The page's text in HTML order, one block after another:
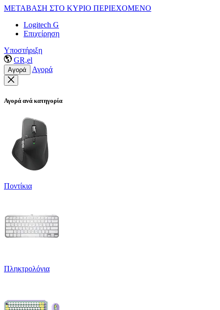
ΜΕΤΑΒΑΣΗ ΣΤΟ ΚΥΡΙΟ ΠΕΡΙΕΧΟΜΕΝΟ
Logitech G
Επιχείρηση
Υποστήριξη
GR,el
Αγορά Αγορά
Αγορά ανά κατηγορία
Ποντίκια
Πληκτρολόγια